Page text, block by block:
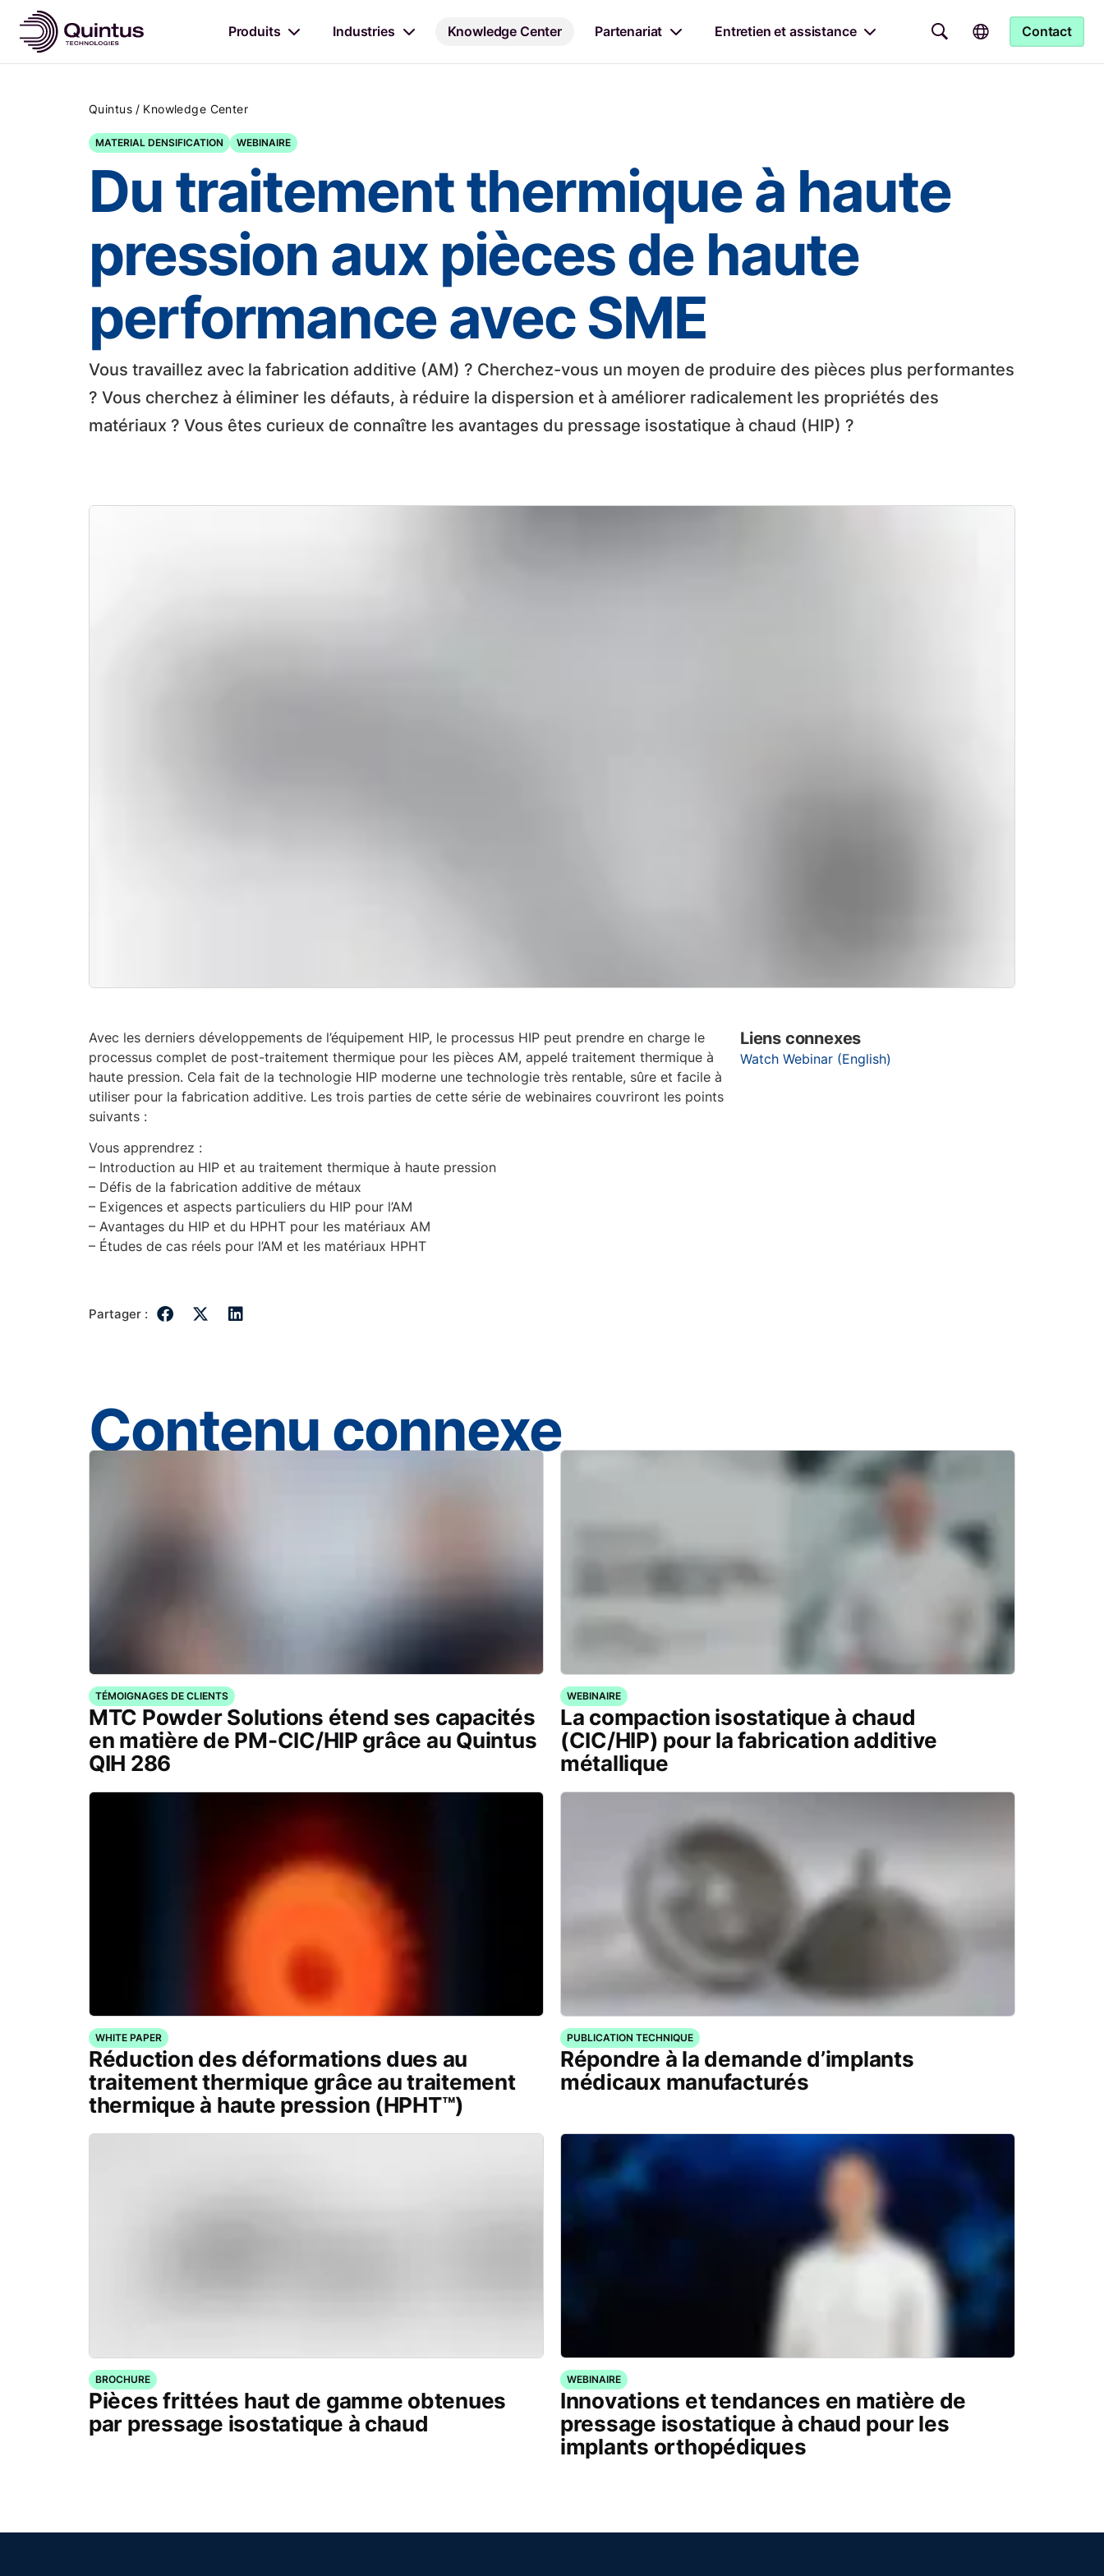
Produits Industries Knowledge Center Partenariat Entretien et assistance Contact
Quintus / Knowledge Center
MATERIAL DENSIFICATION WEBINAIRE
Du traitement thermique à haute
pression aux pièces de haute
performance avec SME
Vous travaillez avec la fabrication additive (AM) ? Cherchez-vous un moyen de produire des pièces plus performantes
? Vous cherchez à éliminer les défauts, à réduire la dispersion et à améliorer radicalement les propriétés des
matériaux ? Vous êtes curieux de connaître les avantages du pressage isostatique à chaud (HIP) ?
Avec les derniers développements de l’équipement HIP, le processus HIP peut prendre en charge le
processus complet de post-traitement thermique pour les pièces AM, appelé traitement thermique à
haute pression. Cela fait de la technologie HIP moderne une technologie très rentable, sûre et facile à
utiliser pour la fabrication additive. Les trois parties de cette série de webinaires couvriront les points
suivants :
Vous apprendrez :
– Introduction au HIP et au traitement thermique à haute pression
– Défis de la fabrication additive de métaux
– Exigences et aspects particuliers du HIP pour l’AM
– Avantages du HIP et du HPHT pour les matériaux AM
– Études de cas réels pour l’AM et les matériaux HPHT
Liens connexes
Watch Webinar (English)
Partager :
Contenu connexe
TÉMOIGNAGES DE CLIENTS
MTC Powder Solutions étend ses capacités
en matière de PM-CIC/HIP grâce au Quintus
QIH 286
WEBINAIRE
La compaction isostatique à chaud
(CIC/HIP) pour la fabrication additive
métallique
WHITE PAPER
Réduction des déformations dues au
traitement thermique grâce au traitement
thermique à haute pression (HPHT™)
PUBLICATION TECHNIQUE
Répondre à la demande d’implants
médicaux manufacturés
BROCHURE
Pièces frittées haut de gamme obtenues
par pressage isostatique à chaud
WEBINAIRE
Innovations et tendances en matière de
pressage isostatique à chaud pour les
implants orthopédiques